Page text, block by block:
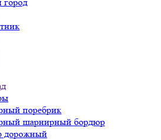
поребрик
шарнирный бордюр
дорожный